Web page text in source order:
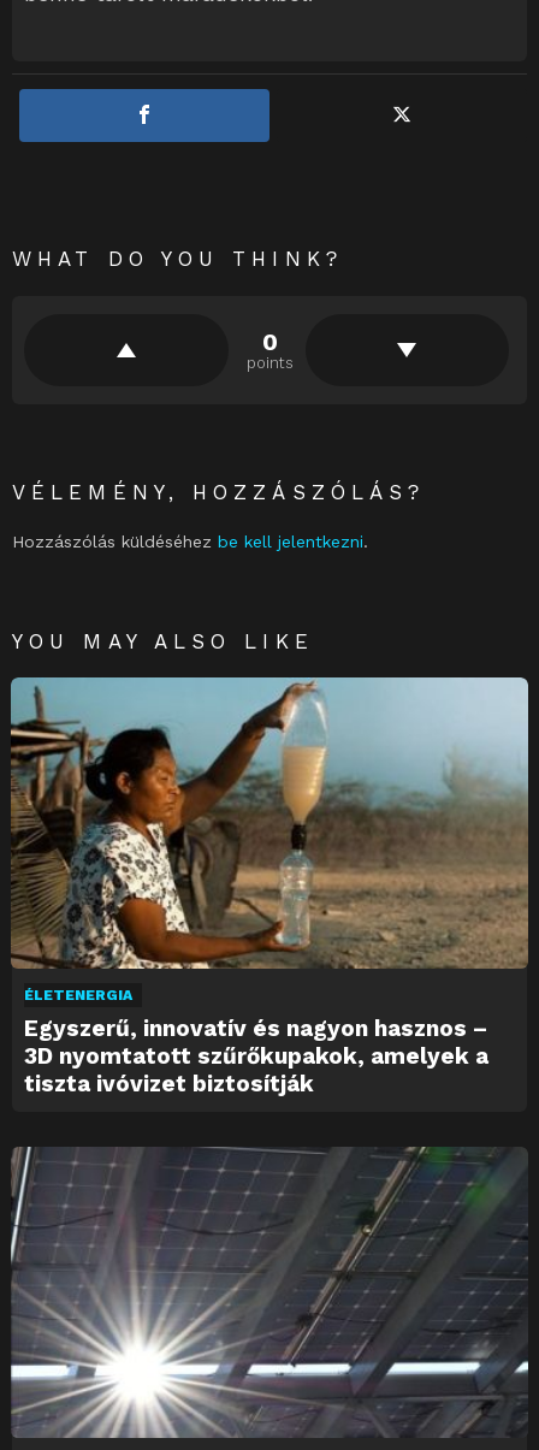
WHAT DO YOU THINK?
0
points
VÉLEMÉNY, HOZZÁSZÓLÁS?
Hozzászólás küldéséhez be kell jelentkezni.
YOU MAY ALSO LIKE
ÉLETENERGIA
Egyszerű, innovatív és nagyon hasznos –
3D nyomtatott szűrőkupakok, amelyek a
tiszta ivóvizet biztosítják